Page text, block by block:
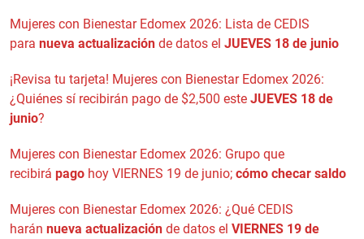
Mujeres con Bienestar Edomex 2026: Lista de CEDIS
para nueva actualización de datos el JUEVES 18 de junio
¡Revisa tu tarjeta! Mujeres con Bienestar Edomex 2026:
¿Quiénes sí recibirán pago de $2,500 este JUEVES 18 de
junio?
Mujeres con Bienestar Edomex 2026: Grupo que
recibirá pago hoy VIERNES 19 de junio; cómo checar saldo
Mujeres con Bienestar Edomex 2026: ¿Qué CEDIS
harán nueva actualización de datos el VIERNES 19 de